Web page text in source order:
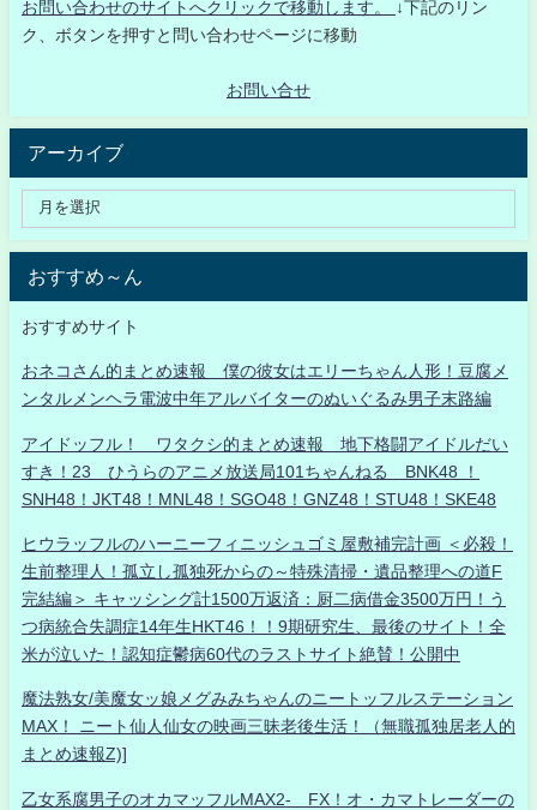
お問い合わせのサイトへクリックで移動します。
↓下記のリン
ク、ボタンを押すと問い合わせページに移動
お問い合せ
アーカイブ
おすすめ～ん
おすすめサイト
おネコさん的まとめ速報 僕の彼女はエリーちゃん人形！豆腐メ
ンタルメンヘラ電波中年アルバイターのぬいぐるみ男子末路編
アイドッフル！ ワタクシ的まとめ速報 地下格闘アイドルだい
すき！23 ひうらのアニメ放送局101ちゃんねる BNK48 ！
SNH48！JKT48！MNL48！SGO48！GNZ48！STU48！SKE48
ヒウラッフルのハーニーフィニッシュゴミ屋敷補完計画 ＜必殺！
生前整理人！孤立し孤独死からの～特殊清掃・遺品整理への道F
完結編＞ キャッシング計1500万返済：厨二病借金3500万円！う
つ病統合失調症14年生HKT46！！9期研究生、最後のサイト！全
米が泣いた！認知症鬱病60代のラストサイト絶賛！公開中
魔法熟女/美魔女ッ娘メグみみちゃんのニートッフルステーション
MAX！ ニート仙人仙女の映画三昧老後生活！（無職孤独居老人的
まとめ速報Z)]
乙女系腐男子のオカマッフルMAX2- FX！オ・カマトレーダーの